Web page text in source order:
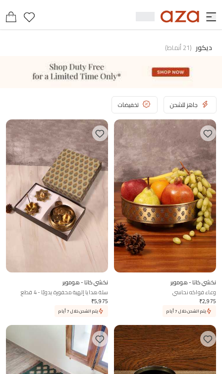
ديكور (
21أنماط)
جاهز للشحن تخفيضات
نكشي كاتا - هوموير
وعاء فواكه نحاسي
₹2,975
يتم الشحن خلال 7 أيام
نكشي كاتا - هوموير
سلة هدايا إلهية محفورة يدويًا - 4 قطع
₹5,975
يتم الشحن خلال 7 أيام